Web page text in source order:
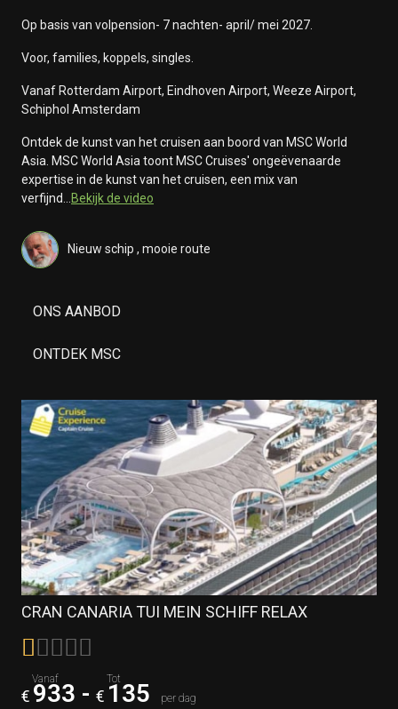
Op basis van volpension- 7 nachten- april/ mei 2027.
Voor, families, koppels, singles.
Vanaf Rotterdam Airport, Eindhoven Airport, Weeze Airport,
Schiphol Amsterdam
Ontdek de kunst van het cruisen aan boord van MSC World
Asia. MSC World Asia toont MSC Cruises' ongeëvenaarde
expertise in de kunst van het cruisen, een mix van
verfijnd... Bekijk de video
Nieuw schip , mooie route
ONS AANBOD
ONTDEK MSC
CRAN CANARIA TUI MEIN SCHIFF RELAX
933 - 135